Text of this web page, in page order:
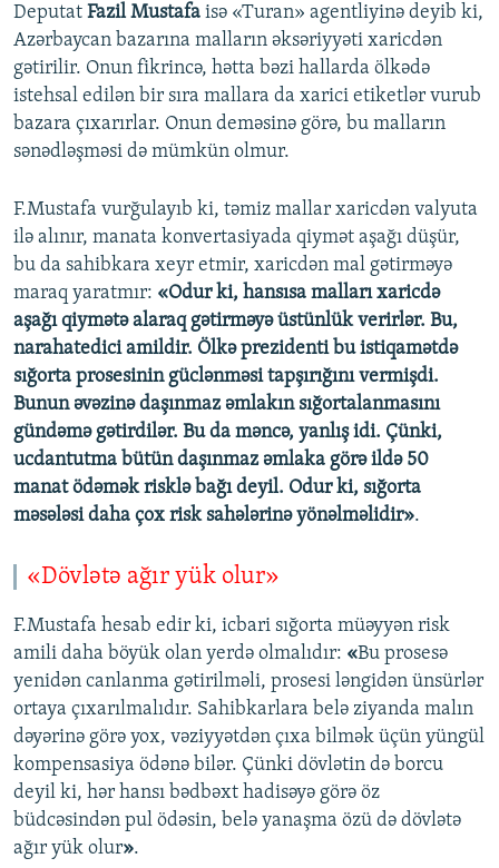
Deputat Fazil Mustafa isə «Turan» agentliyinə deyib ki,
Azərbaycan bazarına malların əksəriyyəti xaricdən
gətirilir. Onun fikrincə, hətta bəzi hallarda ölkədə
istehsal edilən bir sıra mallara da xarici etiketlər vurub
bazara çıxarırlar. Onun deməsinə görə, bu malların
sənədləşməsi də mümkün olmur.
F.Mustafa vurğulayıb ki, təmiz mallar xaricdən valyuta
ilə alınır, manata konvertasiyada qiymət aşağı düşür,
bu da sahibkara xeyr etmir, xaricdən mal gətirməyə
maraq yaratmır: «Odur ki, hansısa malları xaricdə
aşağı qiymətə alaraq gətirməyə üstünlük verirlər. Bu,
narahatedici amildir. Ölkə prezidenti bu istiqamətdə
sığorta prosesinin güclənməsi tapşırığını vermişdi.
Bunun əvəzinə daşınmaz əmlakın sığortalanmasını
gündəmə gətirdilər. Bu da məncə, yanlış idi. Çünki,
ucdantutma bütün daşınmaz əmlaka görə ildə 50
manat ödəmək risklə bağı deyil. Odur ki, sığorta
məsələsi daha çox risk sahələrinə yönəlməlidir».
«Dövlətə ağır yük olur»
F.Mustafa hesab edir ki, icbari sığorta müəyyən risk
amili daha böyük olan yerdə olmalıdır: «Bu prosesə
yenidən canlanma gətirilməli, prosesi ləngidən ünsürlər
ortaya çıxarılmalıdır. Sahibkarlara belə ziyanda malın
dəyərinə görə yox, vəziyyətdən çıxa bilmək üçün yüngül
kompensasiya ödənə bilər. Çünki dövlətin də borcu
deyil ki, hər hansı bədbəxt hadisəyə görə öz
büdcəsindən pul ödəsin, belə yanaşma özü də dövlətə
ağır yük olur».